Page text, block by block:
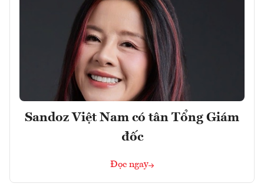
Sandoz Việt Nam có tân Tổng Giám
đốc
Đọc ngay